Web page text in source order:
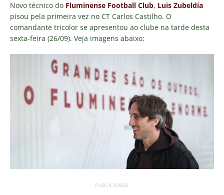
Novo técnico do Fluminense Football Club, Luis Zubeldía
pisou pela primeira vez no CT Carlos Castilho. O
comandante tricolor se apresentou ao clube na tarde desta
sexta-feira (26/09). Veja imagens abaixo:
PUBLICIDADE